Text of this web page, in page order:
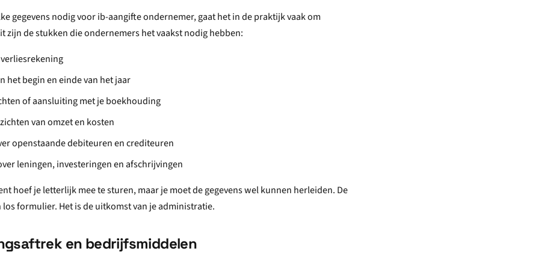
gegevens nodig voor ib-aangifte ondernemer, gaat het in de praktijk vaak om
zijn de stukken die ondernemers het vaakst nodig hebben:
het begin en einde van het jaar
of aansluiting met je boekhouding
van omzet en kosten
openstaande debiteuren en crediteuren
leningen, investeringen en afschrijvingen
hoef je letterlijk mee te sturen, maar je moet de gegevens wel kunnen herleiden. De
los formulier. Het is de uitkomst van je administratie.
en bedrijfsmiddelen